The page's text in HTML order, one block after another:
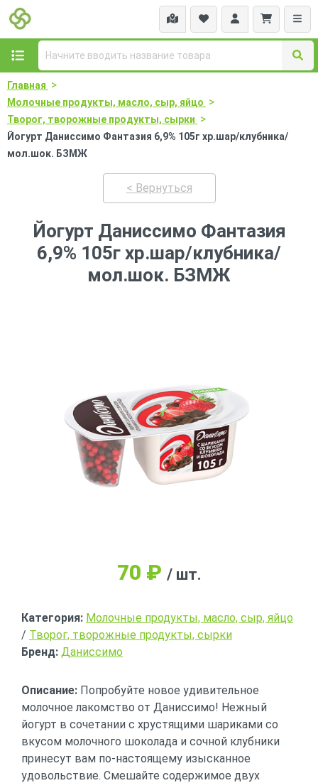
Главная >
Молочные продукты, масло, сыр, яйцо >
Творог, творожные продукты, сырки >
Йогурт Даниссимо Фантазия 6,9% 105г хр.шар/клубника/
мол.шок. БЗМЖ
< Вернуться
Йогурт Даниссимо Фантазия
6,9% 105г хр.шар/клубника/
мол.шок. БЗМЖ
70 ₽ / шт.
Категория: Молочные продукты, масло, сыр, яйцо
/ Творог, творожные продукты, сырки
Бренд: Даниссимо
Описание: Попробуйте новое удивительное
молочное лакомство от Даниссимо! Нежный
йогурт в сочетании с хрустящими шариками со
вкусом молочного шоколада и сочной клубники
принесут вам по-настоящему изысканное
удовольствие. Смешайте содержимое двух